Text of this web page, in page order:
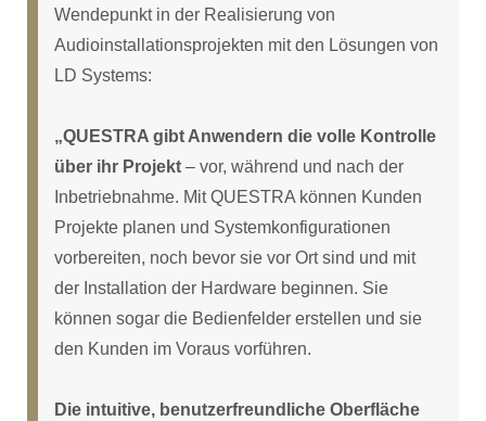
Wendepunkt in der Realisierung von
Audioinstallationsprojekten mit den Lösungen von
LD Systems:
„QUESTRA gibt Anwendern die volle Kontrolle
über ihr Projekt – vor, während und nach der
Inbetriebnahme. Mit QUESTRA können Kunden
Projekte planen und Systemkonfigurationen
vorbereiten, noch bevor sie vor Ort sind und mit
der Installation der Hardware beginnen. Sie
können sogar die Bedienfelder erstellen und sie
den Kunden im Voraus vorführen.
Die intuitive, benutzerfreundliche Oberfläche